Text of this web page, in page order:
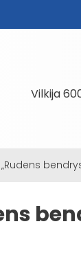
Vilkija